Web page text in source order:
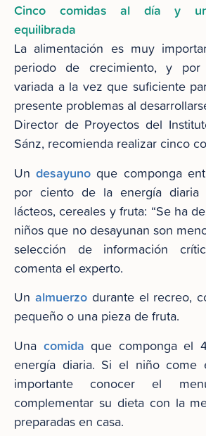
Cinco comidas al día y
equilibrada
La alimentación es muy
periodo de crecimiento, y
variada a la vez que suficiente
presente problemas al
Director de Proyectos del
Sánz, recomienda realizar cinco
Undesayuno que componga
por ciento de la energía diaria
lácteos, cereales y fruta: “Se ha
niños que no desayunan son
selección de información
comenta el experto.
Un almuerzo durante el recreo,
pequeño o una pieza de fruta.
Una comida que componga el
energía diaria. Si el niño come
importante conocer el
complementar su dieta con la
preparadas en casa.